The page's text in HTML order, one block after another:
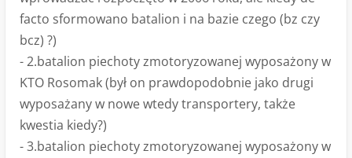
facto sformowano batalion i na bazie czego (bz czy
bcz) ?)
- 2.batalion piechoty zmotoryzowanej wyposażony w
KTO Rosomak (był on prawdopodobnie jako drugi
wyposażany w nowe wtedy transportery, także
kwestia kiedy?)
- 3.batalion piechoty zmotoryzowanej wyposażony w